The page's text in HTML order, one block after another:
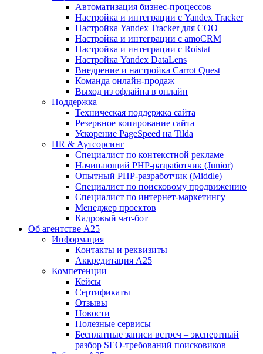
Автоматизация бизнес-процессов
Настройка и интеграции с Yandex Tracker
Настройка Yandex Tracker для СОО
Настройка и интеграции с amoCRM
Настройка и интеграции с Roistat
Настройка Yandex DataLens
Внедрение и настройка Carrot Quest
Команда онлайн-продаж
Выход из офлайна в онлайн
Поддержка
Техническая поддержка сайта
Резервное копирование сайта
Ускорение PageSpeed на Tilda
HR & Аутсорсинг
Специалист по контекстной рекламе
Начинающий PHP-разработчик (Junior)
Опытный PHP-разработчик (Middle)
Специалист по поисковому продвижению
Специалист по интернет-маркетингу
Менеджер проектов
Кадровый чат-бот
Об агентстве А25
Информация
Контакты и реквизиты
Аккредитация А25
Компетенции
Кейсы
Сертификаты
Отзывы
Новости
Полезные сервисы
Бесплатные записи встреч – экспертный
разбор SEO-требований поисковиков